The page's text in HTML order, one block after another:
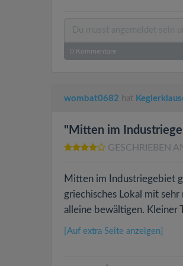
0 Kommentare
wombat0682 hat
"Mitten im
GESCHRIEBEN
Mitten im Industriegebiet
griechisches Lokal mit
alleine bewältigen. Kleiner
[Auf extra Seite anzeigen]